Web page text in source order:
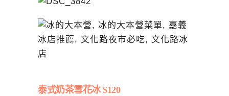
泰式奶茶雪花冰 $120